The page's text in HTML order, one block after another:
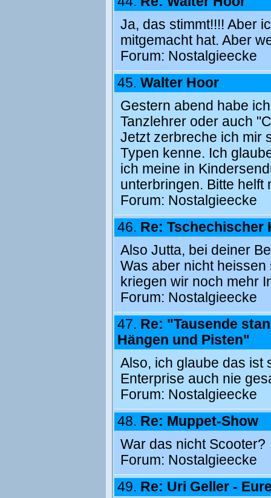
Ja, das stimmt!!!! Aber
mitgemacht hat. Aber
Forum: Nostalgieecke
45. Walter Hoor
Gestern abend habe
Tanzlehrer oder auch
Jetzt zerbreche ich mir
Typen kenne. Ich
ich meine in
unterbringen. Bitte helft
Forum: Nostalgieecke
46. Re: Tschechischer
Also Jutta, bei deiner
Was aber nicht
kriegen wir noch mehr
Forum: Nostalgieecke
47. Re: "Tausende
Hängen und Pisten"
Also, ich glaube das ist
Enterprise auch nie
Forum: Nostalgieecke
48. Re: Muppet-Show
War das nicht Scooter?
Forum: Nostalgieecke
49. Re: Uri Geller -